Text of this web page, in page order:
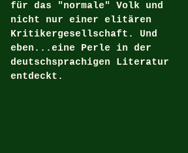
für das "normale" Volk und
nicht nur einer elitären
Kritikergesellschaft. Und
eben...eine Perle in der
deutschsprachigen Literatur
entdeckt.